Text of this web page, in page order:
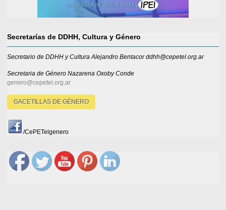
Secretarías de DDHH, Cultura y Género
Secretario de DDHH y Cultura Alejandro Bentacor ddhh@cepetel.org.ar
Secretaria de Género Nazarena Oxoby Conde
genero@cepetel.org.ar
GACETILLAS DE GÉNERO
/CePETelgenero